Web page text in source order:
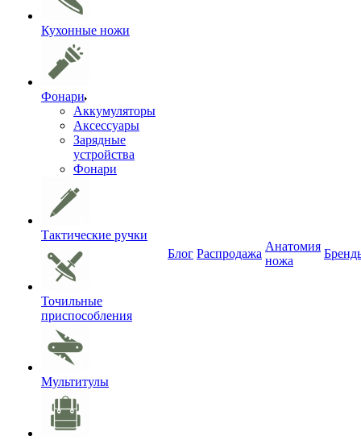
Кухонные ножи
Фонари
Аккумуляторы
Аксессуары
Зарядные
устройства
Фонари
Тактические ручки
Точильные
приспособления
Мультитулы
Блог Распродажа
Анатомия
ножа